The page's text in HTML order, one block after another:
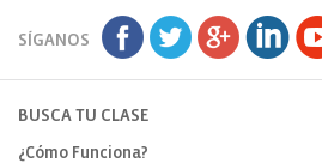
SÍGANOS
BUSCA TU CLASE
¿Cómo Funciona?